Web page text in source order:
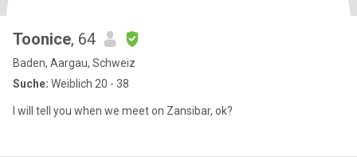
Toonice, 64
Baden, Aargau, Schweiz
Suche: Weiblich 20 - 38
I will tell you when we meet on Zansibar, ok?